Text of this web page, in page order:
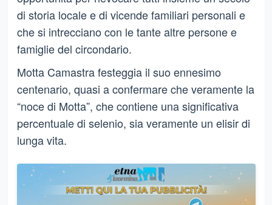
di storia locale e di vicende familiari personali e
che si intrecciano con le tante altre persone e
famiglie del circondario.
Motta Camastra festeggia il suo ennesimo
centenario, quasi a confermare che veramente la
“noce di Motta”, che contiene una significativa
percentuale di selenio, sia veramente un elisir di
lunga vita.